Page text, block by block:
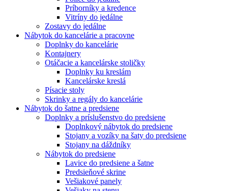
Príborníky a kredence
Vitríny do jedálne
Zostavy do jedálne
Nábytok do kancelárie a pracovne
Doplnky do kancelárie
Kontajnery
Otáčacie a kancelárske stoličky
Doplnky ku kreslám
Kancelárske kreslá
Písacie stoly
Skrinky a regály do kancelárie
Nábytok do šatne a predsiene
Doplnky a príslušenstvo do predsiene
Doplnkový nábytok do predsiene
Stojany a vozíky na šaty do predsiene
Stojany na dáždníky
Nábytok do predsiene
Lavice do predsiene a šatne
Predsieňové skrine
Vešiakové panely